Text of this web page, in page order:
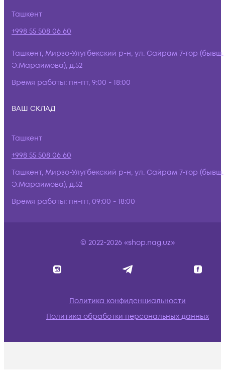
Ташкент
+998 55 508 06 60
Ташкент, Мирзо-Улугбекский р-н, ул. Сайрам 7-тор (бывш.
Э.Мараимова), д.52
Время работы: пн-пт, 9:00 - 18:00
ВАШ СКЛАД
Ташкент
+998 55 508 06 60
Ташкент, Мирзо-Улугбекский р-н, ул. Сайрам 7-тор (бывш.
Э.Мараимова), д.52
Время работы: пн-пт, 09:00 - 18:00
© 2022-2026 «shop.nag.uz»
Политика конфиденциальности
Политика обработки персональных данных